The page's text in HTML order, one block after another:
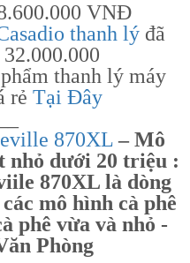
VNĐ
thanh lý đã
thanh lý máy
rẻ Tại Đây
870XL– Mô
nhỏ dưới 20 triệu :
870XL là dòng
mô hình cà phê
phê vừa và nhỏ -
Phòng